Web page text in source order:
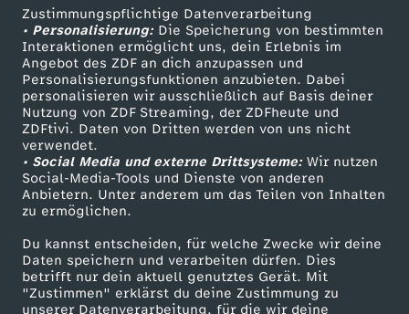
Zustimmungspflichtige Datenverarbeitung
• Personalisierung:Die Speicherung von bestimmten
Interaktionen ermöglicht uns, dein Erlebnis im
Angebot des ZDF an dich anzupassen und
Personalisierungsfunktionen anzubieten. Dabei
personalisieren wir ausschließlich auf Basis deiner
Nutzung von ZDF Streaming, der ZDFheute und
ZDFtivi. Daten von Dritten werden von uns nicht
verwendet.
• Social Media und externe Drittsysteme:Wir nutzen
Social-Media-Tools und Dienste von anderen
Anbietern. Unter anderem um das Teilen von Inhalten
zu ermöglichen.
Du kannst entscheiden, für welche Zwecke wir deine
Daten speichern und verarbeiten dürfen. Dies
betrifft nur dein aktuell genutztes Gerät. Mit
"Zustimmen" erklärst du deine Zustimmung zu
unserer Datenverarbeitung, für die wir deine
h
l
a
n
d
v
o
Livestreams
Sendungen A-Z
TV-Programm
Zuschauerservice
Hilfe
ZDF Unternehmen
Karriere
ZDF goes Schule
Werbefernsehen